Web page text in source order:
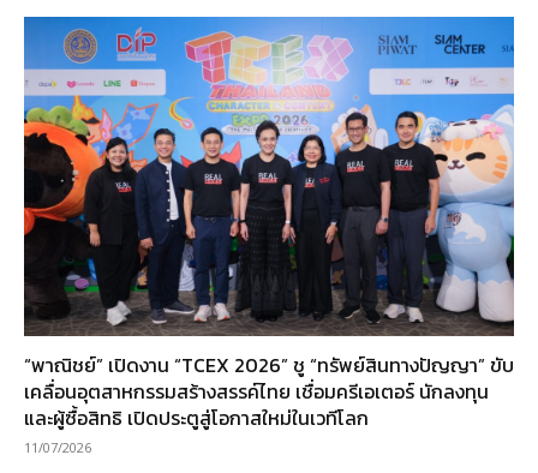
“พาณิชย์” เปิดงาน “TCEX 2026” ชู “ทรัพย์สินทางปัญญา” ขับ
เคลื่อนอุตสาหกรรมสร้างสรรค์ไทย เชื่อมครีเอเตอร์ นักลงทุน
และผู้ซื้อสิทธิ เปิดประตูสู่โอกาสใหม่ในเวทีโลก
11/07/2026